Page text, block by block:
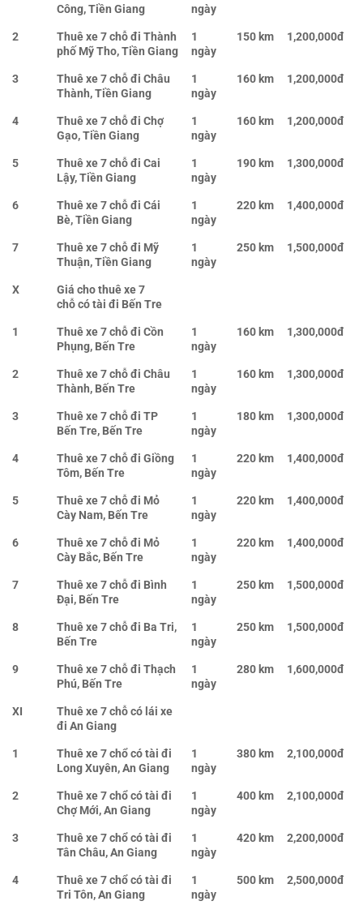
Công, Tiền Giang
ngày
2
Thuê xe 7 chỗ đi Thành
phố Mỹ Tho, Tiền Giang
1
ngày
150 km 1,200,000đ
3
Thuê xe 7 chỗ đi Châu
Thành, Tiền Giang
1
ngày
160 km 1,200,000đ
4
Thuê xe 7 chỗ đi Chợ
Gạo, Tiền Giang
1
ngày
160 km 1,200,000đ
5
Thuê xe 7 chỗ đi Cai
Lậy, Tiền Giang
1
ngày
190 km 1,300,000đ
6
Thuê xe 7 chỗ đi Cái
Bè, Tiền Giang
1
ngày
220 km 1,400,000đ
7
Thuê xe 7 chỗ đi Mỹ
Thuận, Tiền Giang
1
ngày
250 km 1,500,000đ
X
Giá cho thuê xe 7
chỗ có tài đi Bến Tre
1
Thuê xe 7 chỗ đi Cồn
Phụng, Bến Tre
1
ngày
160 km 1,300,000đ
2
Thuê xe 7 chỗ đi Châu
Thành, Bến Tre
1
ngày
160 km 1,300,000đ
3
Thuê xe 7 chỗ đi TP
Bến Tre, Bến Tre
1
ngày
180 km 1,300,000đ
4
Thuê xe 7 chỗ đi Giồng
Tôm, Bến Tre
1
ngày
220 km 1,400,000đ
5
Thuê xe 7 chỗ đi Mỏ
Cày Nam, Bến Tre
1
ngày
220 km 1,400,000đ
6
Thuê xe 7 chỗ đi Mỏ
Cày Bắc, Bến Tre
1
ngày
220 km 1,400,000đ
7
Thuê xe 7 chỗ đi Bình
Đại, Bến Tre
1
ngày
250 km 1,500,000đ
8
Thuê xe 7 chỗ đi Ba Tri,
Bến Tre
1
ngày
250 km 1,500,000đ
9
Thuê xe 7 chỗ đi Thạch
Phú, Bến Tre
1
ngày
280 km 1,600,000đ
XI
Thuê xe 7 chỗ có lái xe
đi An Giang
1
Thuê xe 7 chổ có tài đi
Long Xuyên, An Giang
1
ngày
380 km 2,100,000đ
2
Thuê xe 7 chổ có tài đi
Chợ Mới, An Giang
1
ngày
400 km 2,100,000đ
3
Thuê xe 7 chổ có tài đi
Tân Châu, An Giang
1
ngày
420 km 2,200,000đ
4
Thuê xe 7 chổ có tài đi
Tri Tôn, An Giang
1
ngày
500 km 2,500,000đ